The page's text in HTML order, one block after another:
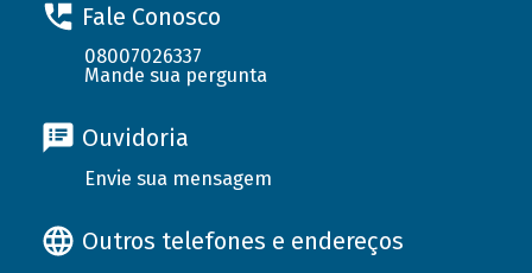
Fale Conosco
08007026337
Mande sua pergunta
Ouvidoria
Envie sua mensagem
Outros telefones e endereços